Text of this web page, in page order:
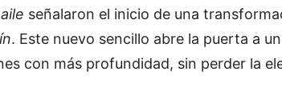
señalaron el inicio de una
. Este nuevo sencillo abre la puerta a
con más profundidad, sin perder la